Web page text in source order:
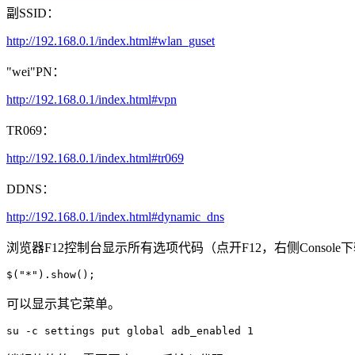
副SSID：
http://192.168.0.1/index.html#wlan_guset
"wei"PN：
http://192.168.0.1/index.html#vpn
TR069：
http://192.168.0.1/index.html#tr069
DDNS：
http://192.168.0.1/index.html#dynamic_dns
浏览器F12控制台显示所有选项代码（点开F12，右侧Console下
可以显示其它菜单。